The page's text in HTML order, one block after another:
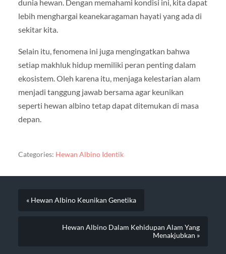
dunia hewan. Dengan memahami kondisi ini, kita dapat
lebih menghargai keanekaragaman hayati yang ada di
sekitar kita.
Selain itu, fenomena ini juga mengingatkan bahwa
setiap makhluk hidup memiliki peran penting dalam
ekosistem. Oleh karena itu, menjaga kelestarian alam
menjadi tanggung jawab bersama agar keunikan
seperti hewan albino tetap dapat ditemukan di masa
depan.
Categories: Hewan Albino Identik
« Hewan Albino Keunikan Genetika
Hewan Albino Dalam Kehidupan Alam Yang
Menakjubkan »